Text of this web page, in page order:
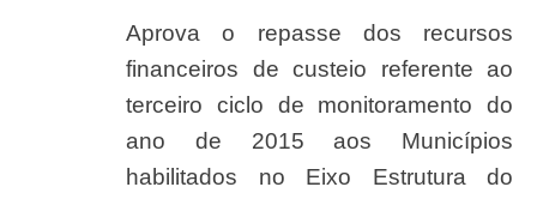
Aprova o repasse dos recursos
financeiros de custeio referente ao
terceiro ciclo de monitoramento do
ano de 2015 aos Municípios
habilitados no Eixo Estrutura do